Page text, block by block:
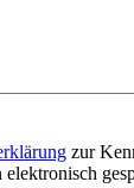
zur